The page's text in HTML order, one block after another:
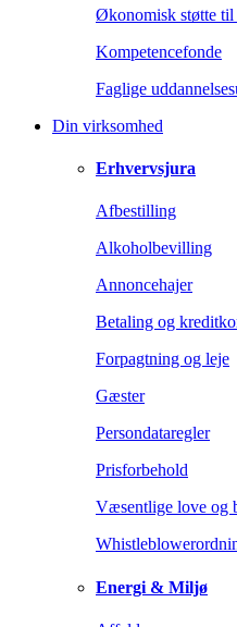
Økonomisk støtte til
Kompetencefonde
Faglige
Din virksomhed
Erhvervsjura
Afbestilling
Alkoholbevilling
Annoncehajer
Betaling og
Forpagtning og leje
Gæster
Persondataregler
Prisforbehold
Væsentlige love og
Energi & Miljø